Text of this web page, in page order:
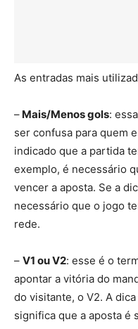
As entradas mais
– Mais/Menos gols:
ser confusa para quem
indicado que a partida
exemplo, é necessário
vencer a aposta. Se a
necessário que o jogo
rede.
– V1 ou V2: esse é o
apontar a vitória do
do visitante, o V2. A
significa que a aposta é